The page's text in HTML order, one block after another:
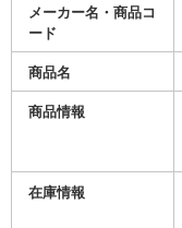
メーカー名・商品コ
ード
商品名
商品情報
在庫情報